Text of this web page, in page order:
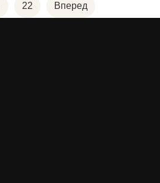
22 Вперед